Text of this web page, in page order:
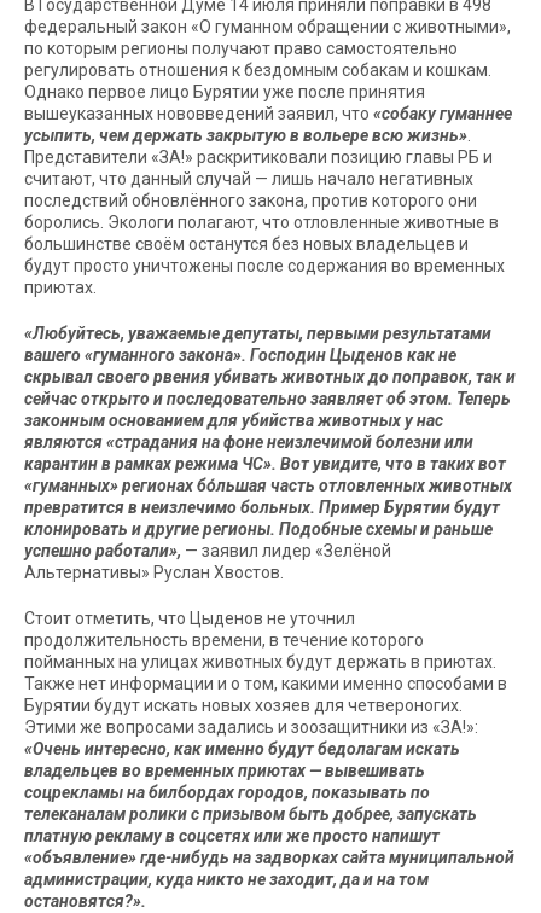
В Государственной Думе 14 июля приняли поправки в 498
федеральный закон «О гуманном обращении с животными»,
по которым регионы получают право самостоятельно
регулировать отношения к бездомным собакам и кошкам.
Однако первое лицо Бурятии уже после принятия
вышеуказанных нововведений заявил, что «собаку гуманнее
усыпить, чем держать закрытую в вольере всю жизнь».
Представители «ЗА!» раскритиковали позицию главы РБ и
считают, что данный случай — лишь начало негативных
последствий обновлённого закона, против которого они
боролись. Экологи полагают, что отловленные животные в
большинстве своём останутся без новых владельцев и
будут просто уничтожены после содержания во временных
приютах.
«Любуйтесь, уважаемые депутаты, первыми результатами
вашего «гуманного закона». Господин Цыденов как не
скрывал своего рвения убивать животных до поправок, так и
сейчас открыто и последовательно заявляет об этом. Теперь
законным основанием для убийства животных у нас
являются «страдания на фоне неизлечимой болезни или
карантин в рамках режима ЧС». Вот увидите, что в таких вот
«гуманных» регионах бо́льшая часть отловленных животных
превратится в неизлечимо больных. Пример Бурятии будут
клонировать и другие регионы. Подобные схемы и раньше
успешно работали», — заявил лидер «Зелёной
Альтернативы» Руслан Хвостов.
Стоит отметить, что Цыденов не уточнил
продолжительность времени, в течение которого
пойманных на улицах животных будут держать в приютах.
Также нет информации и о том, какими именно способами в
Бурятии будут искать новых хозяев для четвероногих.
Этими же вопросами задались и зоозащитники из «ЗА!»:
«Очень интересно, как именно будут бедолагам искать
владельцев во временных приютах — вывешивать
соцрекламы на билбордах городов, показывать по
телеканалам ролики с призывом быть добрее, запускать
платную рекламу в соцсетях или же просто напишут
«объявление» где-нибудь на задворках сайта муниципальной
администрации, куда никто не заходит, да и на том
остановятся?».